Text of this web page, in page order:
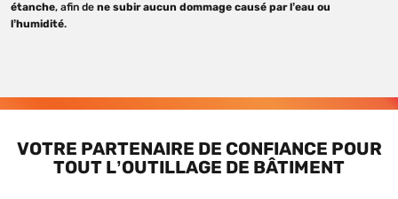
étanche, afin de ne subir aucun dommage causé par l’eau ou
l’humidité.
VOTRE PARTENAIRE DE CONFIANCE POUR
TOUT L’OUTILLAGE DE BÂTIMENT